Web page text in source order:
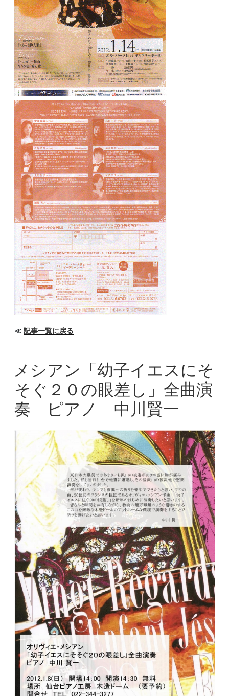
≪ 記事一覧に戻る
メシアン「幼子イエスにそ
そぐ２０の眼差し」全曲演
奏 ピアノ 中川賢一